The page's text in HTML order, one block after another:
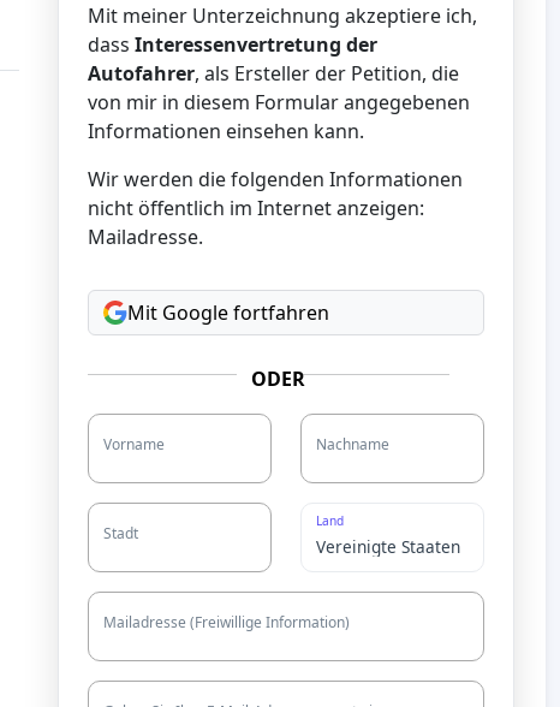
Mit meiner Unterzeichnung akzeptiere ich,
dass Interessenvertretung der
Autofahrer, als Ersteller der Petition, die
von mir in diesem Formular angegebenen
Informationen einsehen kann.
Wir werden die folgenden Informationen
nicht öffentlich im Internet anzeigen:
Mailadresse.
Mit Google fortfahren
ODER
Vorname Nachname
Stadt
Land
Mailadresse (Freiwillige Information)